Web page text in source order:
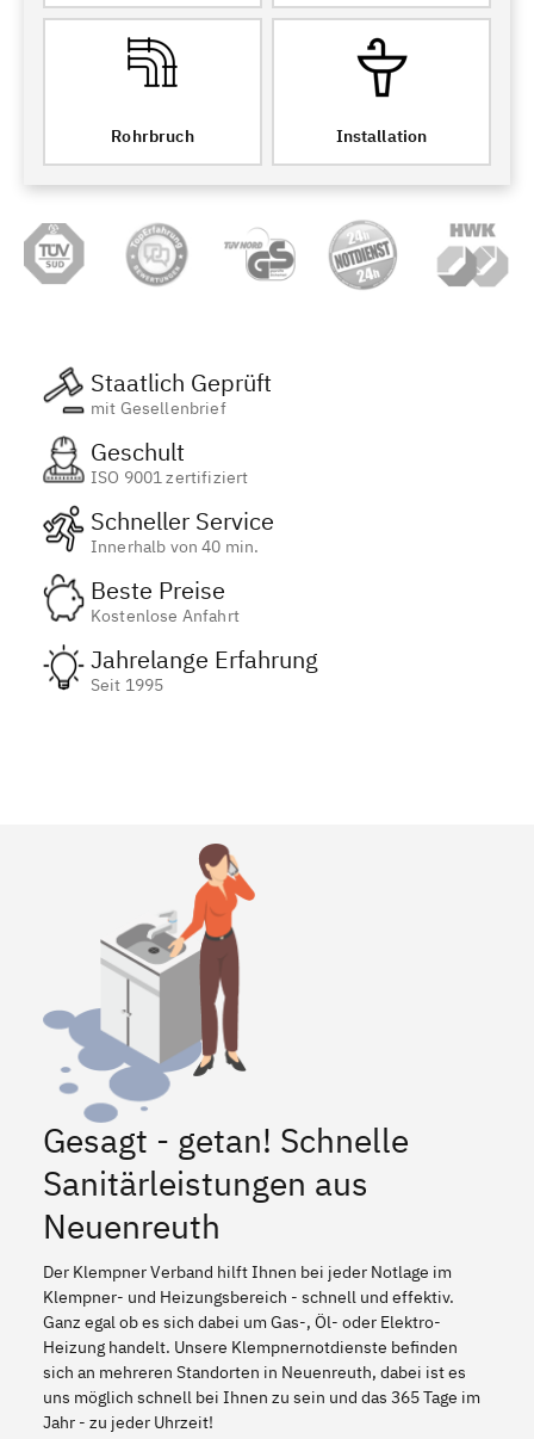
Rohrbruch Installation
Staatlich Geprüft
mit Gesellenbrief
Geschult
ISO 9001 zertifiziert
Schneller Service
Innerhalb von 40 min.
Beste Preise
Kostenlose Anfahrt
Jahrelange Erfahrung
Seit 1995
Gesagt - getan! Schnelle
Sanitärleistungen aus
Neuenreuth
Der Klempner Verband hilft Ihnen bei jeder Notlage im
Klempner- und Heizungsbereich - schnell und effektiv.
Ganz egal ob es sich dabei um Gas-, Öl- oder Elektro-
Heizung handelt. Unsere Klempnernotdienste befinden
sich an mehreren Standorten in Neuenreuth, dabei ist es
uns möglich schnell bei Ihnen zu sein und das 365 Tage im
Jahr - zu jeder Uhrzeit!